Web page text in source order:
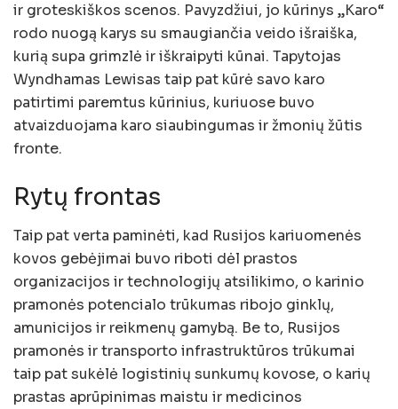
ir groteskiškos scenos. Pavyzdžiui, jo kūrinys „Karo“
rodo nuogą karys su smaugiančia veido išraiška,
kurią supa grimzlė ir iškraipyti kūnai. Tapytojas
Wyndhamas Lewisas taip pat kūrė savo karo
patirtimi paremtus kūrinius, kuriuose buvo
atvaizduojama karo siaubingumas ir žmonių žūtis
fronte.
Rytų frontas
Taip pat verta paminėti, kad Rusijos kariuomenės
kovos gebėjimai buvo riboti dėl prastos
organizacijos ir technologijų atsilikimo, o karinio
pramonės potencialo trūkumas ribojo ginklų,
amunicijos ir reikmenų gamybą. Be to, Rusijos
pramonės ir transporto infrastruktūros trūkumai
taip pat sukėlė logistinių sunkumų kovose, o karių
prastas aprūpinimas maistu ir medicinos